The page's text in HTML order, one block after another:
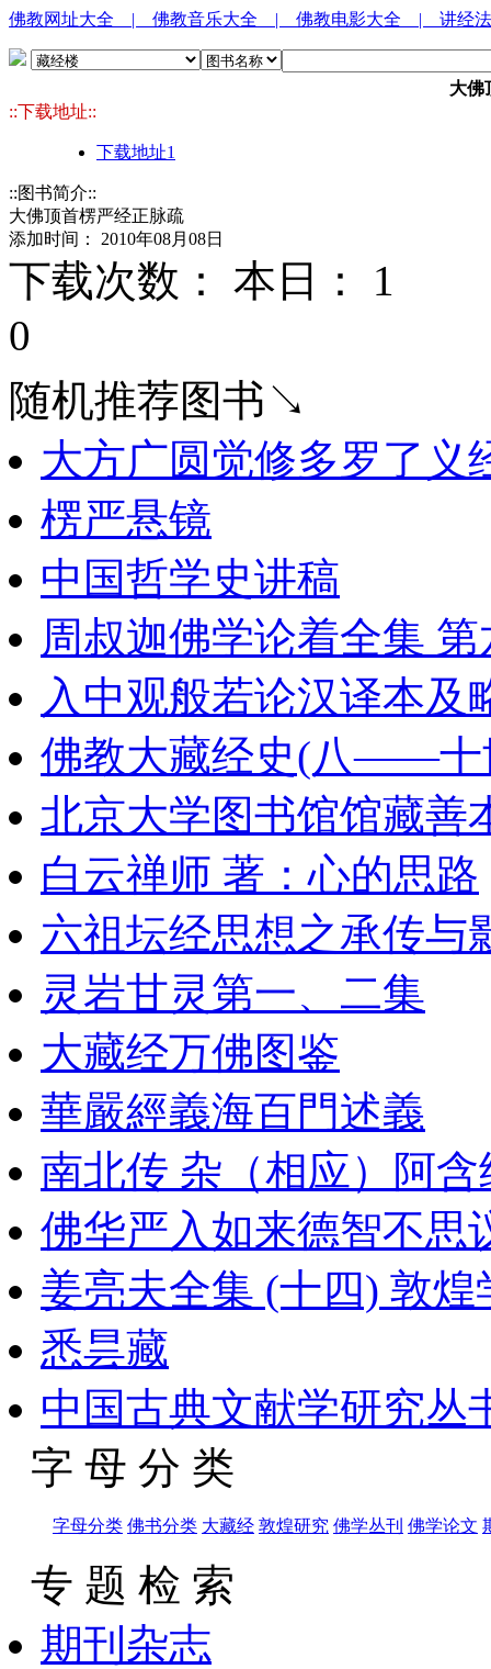
佛教网址大全 | 佛教音乐大全 | 佛教电影大全 | 讲经
大佛
::下载地址::
下载地址1
::图书简介::
大佛顶首楞严经正脉疏
添加时间： 2010年08月08日
下载次数： 本日： 1
0
随机推荐图书↘
大方广圆觉修多罗了义
楞严悬镜
中国哲学史讲稿
周叔迦佛学论着全集
入中观般若论汉译本及
佛教大藏经史(八——十
北京大学图书馆馆藏善
白云禅师 著：心的思路
六祖坛经思想之承传与
灵岩甘灵第一、二集
大藏经万佛图鉴
華嚴經義海百門述義
南北传 杂（相应）阿含
佛华严入如来德智不思
姜亮夫全集 (十四) 敦
悉昙藏
中国古典文献学研究丛
字 母 分 类
字母分类 佛书分类 大藏经 敦煌研究 佛学丛刊 佛学论文
专 题 检 索
期刊杂志